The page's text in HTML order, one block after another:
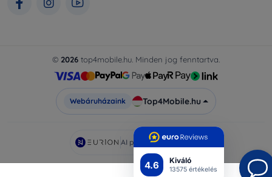
4.6 Kiváló
13575 értékelés
© 2026 top4mobile.hu. Minden jog fenntartva.
Webáruházaink Top4Mobile.hu
AI powered byEurion